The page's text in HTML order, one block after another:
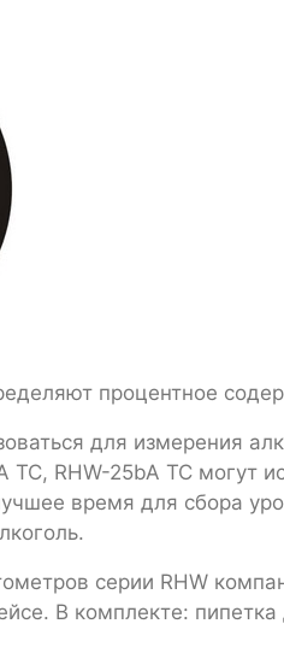
процентное
для измерения
TC, RHW-25bA TC могут
время для сбора
серии RHW
В комплекте: